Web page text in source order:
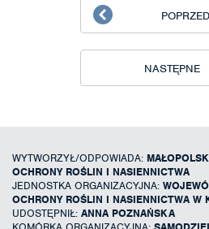
NASTĘPNE
WYTWORZYŁ/ODPOWIADA:
OCHRONY ROŚLIN I NASIENNICTWA
JEDNOSTKA ORGANIZACYJNA:
OCHRONY ROŚLIN I NASIENNICTWA W
UDOSTĘPNIŁ: ANNA POZNAŃSKA